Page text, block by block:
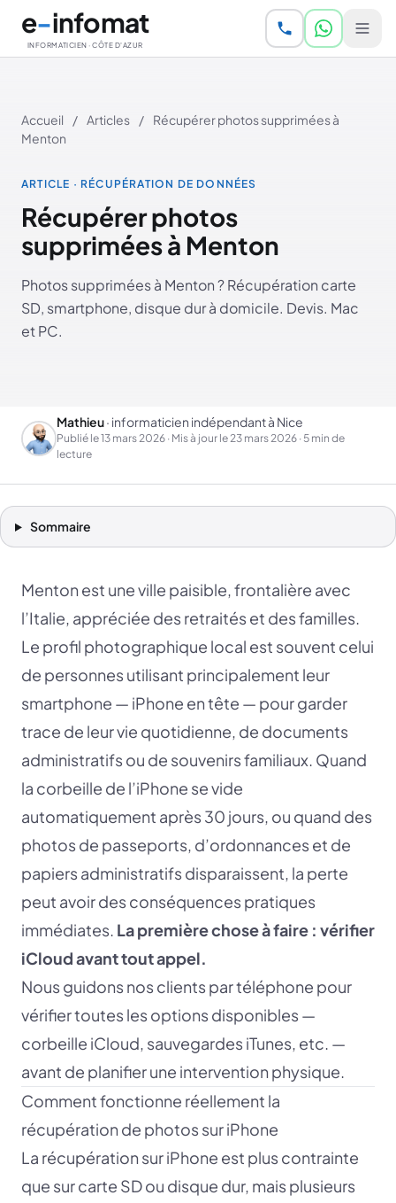
Aller au contenu principal
e-infomat
INFORMATICIEN · CÔTE D'AZUR
Accueil / Articles /
Récupérer photos supprimées à
Menton
ARTICLE · RÉCUPÉRATION DE DONNÉES
Récupérer photos
supprimées à Menton
Photos supprimées à Menton ? Récupération carte
SD, smartphone, disque dur à domicile. Devis. Mac
et PC.
Mathieu· informaticien indépendant à Nice
Publié le13 mars 2026 · Mis à jour le23 mars 2026 · 5 min de
lecture
Sommaire
Menton est une ville paisible, frontalière avec
l’Italie, appréciée des retraités et des familles.
Le profil photographique local est souvent celui
de personnes utilisant principalement leur
smartphone — iPhone en tête — pour garder
trace de leur vie quotidienne, de documents
administratifs ou de souvenirs familiaux. Quand
la corbeille de l’iPhone se vide
automatiquement après 30 jours, ou quand des
photos de passeports, d’ordonnances et de
papiers administratifs disparaissent, la perte
peut avoir des conséquences pratiques
immédiates. La première chose à faire : vérifier
iCloud avant tout appel.
Nous guidons nos clients par téléphone pour
vérifier toutes les options disponibles —
corbeille iCloud, sauvegardes iTunes, etc. —
avant de planifier une intervention physique.
Comment fonctionne réellement la
récupération de photos sur iPhone
La récupération sur iPhone est plus contrainte
que sur carte SD ou disque dur, mais plusieurs